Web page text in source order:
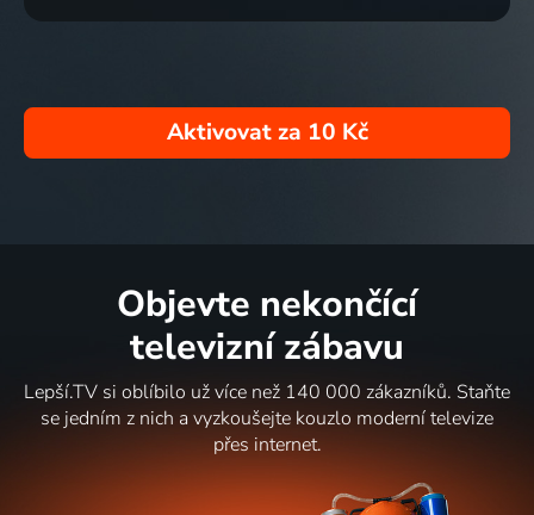
Aktivovat za 10 Kč
Objevte nekončící
televizní zábavu
Lepší.TV si oblíbilo už více než 140 000 zákazníků. Staňte
se jedním z nich a vyzkoušejte kouzlo moderní televize
přes internet.